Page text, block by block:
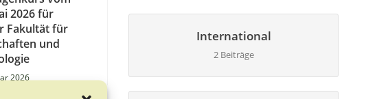
2026 für
Fakultät für
und
2026
International
2 Beiträge